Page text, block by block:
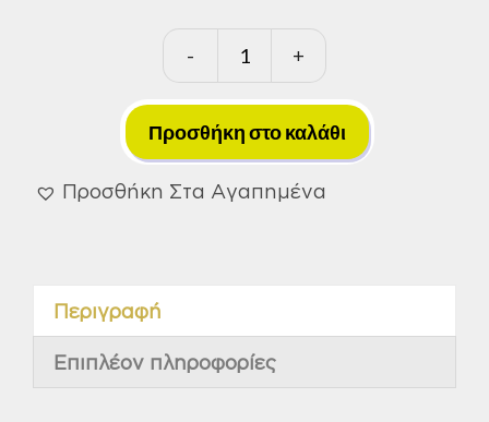
-
Ντουκόχαρτα
Smirdex
No.2000
ποσότητα
+
Προσθήκη στο καλάθι
Προσθήκη Στα Αγαπημένα
Περιγραφή
Επιπλέον πληροφορίες